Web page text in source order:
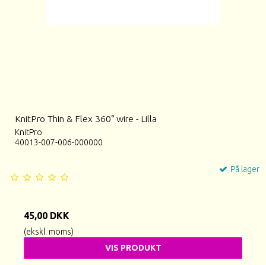
KnitPro Thin & Flex 360° wire - Lilla
KnitPro
40013-007-006-000000
På lager
45,00 DKK
(ekskl. moms)
VIS PRODUKT